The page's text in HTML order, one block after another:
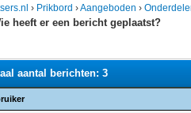
› Prikbord ›Aangeboden ›
heeft er een bericht geplaatst?
aantal berichten: 3